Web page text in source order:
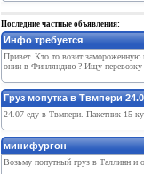
Последние частные объявления:
Инфо требуется
Привет. Кто то возит замороженную
онии в Финляндию ? Ищу перевозку
Груз мопутка в Твмпери
24.07 еду в Твмпери. Пакетник 15
минифургон
Возьму попутный груз в Таллинн и